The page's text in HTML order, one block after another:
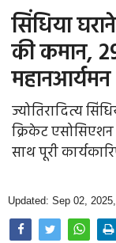
Office Office
Political Gossips
Farm & Food
Opinion
Photo Gallery
सिंधिया
की कमान,
महानआर्यमन
ज्योतिरादित्य
क्रिकेट
साथ पूरी
Updated: Sep 02,